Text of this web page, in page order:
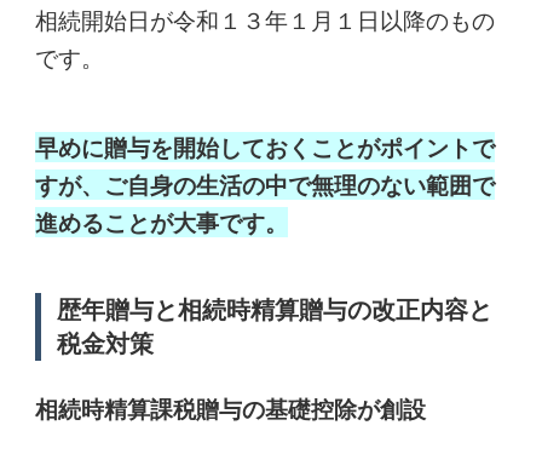
相続開始日が令和１３年１月１日以降のもの
です。
早めに贈与を開始しておくことがポイントで
すが、ご自身の生活の中で無理のない範囲で
進めることが大事です。
歴年贈与と相続時精算贈与の改正内容と
税金対策
相続時精算課税贈与の基礎控除が創設